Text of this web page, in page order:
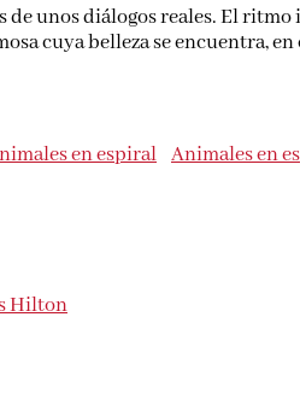
unos diálogos reales. El
cuya belleza se encuentra, en
Animales en
Hilton